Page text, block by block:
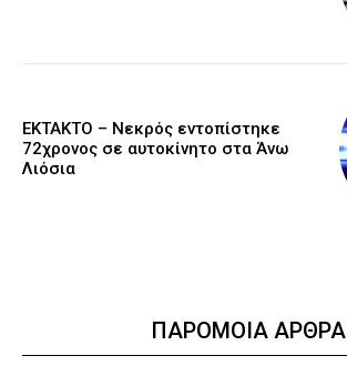
EKTAKTO – Νεκρός εντοπίστηκε
72χρονος σε αυτοκίνητο στα Άνω
Λιόσια
ΠΑΡΟΜΟΙΑ ΑΡΘΡΑ